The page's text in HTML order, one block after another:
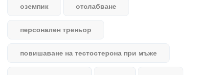
оземпик отслабване
персонален треньор
повишаване на тестостерона при мъже